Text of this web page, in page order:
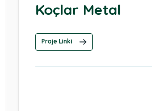
Koçlar Metal
Proje Linki